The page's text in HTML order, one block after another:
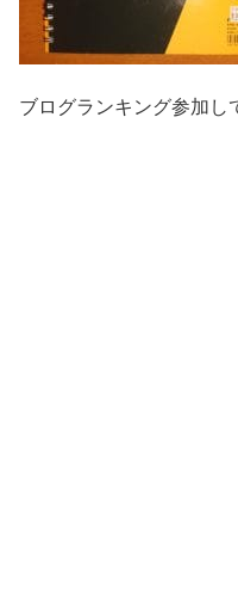
ブログランキング参加し